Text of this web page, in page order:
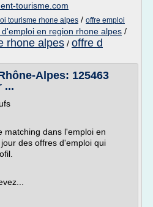
tourisme.com
tourisme rhone alpes / offre emploi
en region rhone alpes /
rhone alpes / offre d
Alpes: 125463
...
matching dans l'emploi en
des offres d'emploi qui